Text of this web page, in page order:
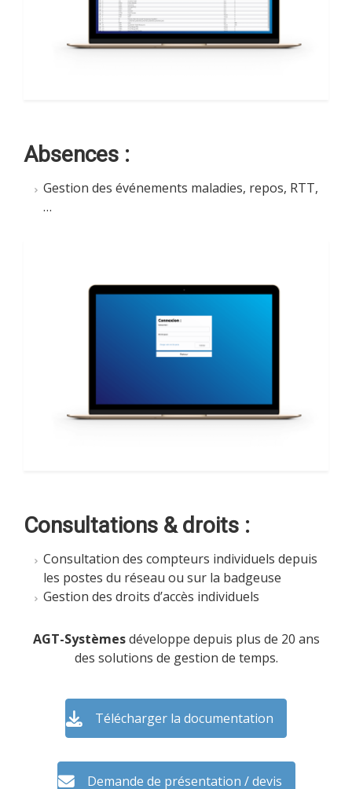
Absences :
Gestion des événements maladies, repos, RTT,
…
Consultations & droits :
Consultation des compteurs individuels depuis
les postes du réseau ou sur la badgeuse
Gestion des droits d’accès individuels
AGT-Systèmesdéveloppe depuis plus de 20 ans
des solutions de gestion de temps.
Télécharger la documentation
Demande de présentation / devis